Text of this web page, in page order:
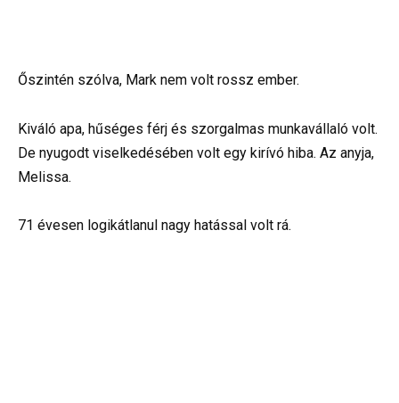
Őszintén szólva, Mark nem volt rossz ember.
Kiváló apa, hűséges férj és szorgalmas munkavállaló volt.
De nyugodt viselkedésében volt egy kirívó hiba. Az anyja,
Melissa.
71 évesen logikátlanul nagy hatással volt rá.